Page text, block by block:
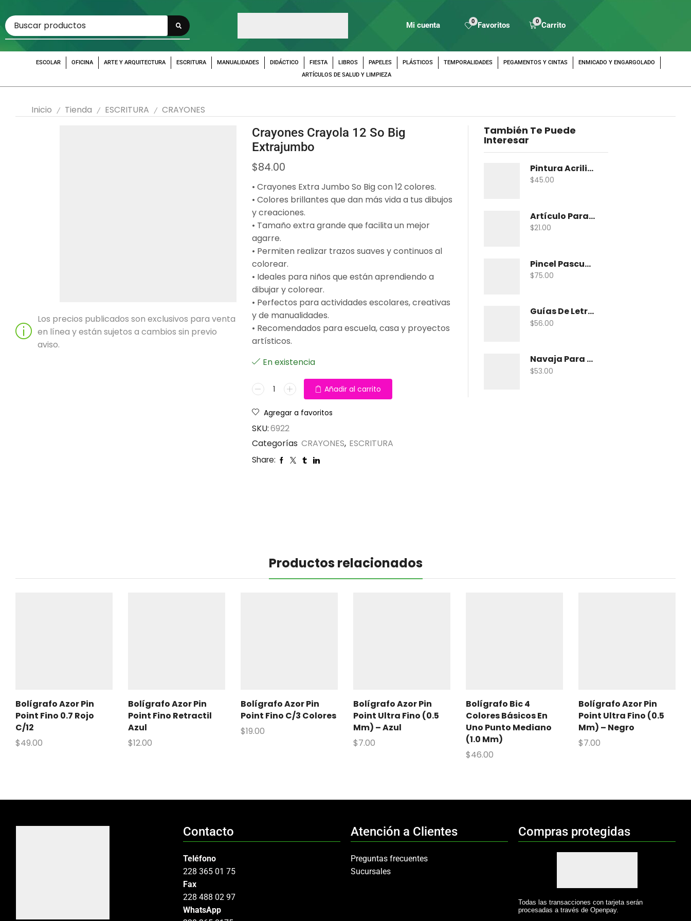
Mi cuenta 0 Favoritos 0 Carrito
ESCOLAR OFICINA ARTE Y ARQUITECTURA ESCRITURA MANUALIDADES DIDÁCTICO FIESTA LIBROS PAPELES PLÁSTICOS TEMPORALIDADES PEGAMENTOS Y CINTAS
ENMICADO Y ENGARGOLADO
ARTÍCULOS DE SALUD Y LIMPIEZA
Inicio / Tienda / ESCRITURA / CRAYONES
Los precios publicados son exclusivos para venta
en línea y están sujetos a cambios sin previo
aviso.
Crayones Crayola 12 So Big
Extrajumbo
$84.00
• Crayones Extra Jumbo So Big con 12 colores.
• Colores brillantes que dan más vida a tus dibujos
y creaciones.
• Tamaño extra grande que facilita un mejor
agarre.
• Permiten realizar trazos suaves y continuos al
colorear.
• Ideales para niños que están aprendiendo a
dibujar y colorear.
• Perfectos para actividades escolares, creativas
y de manualidades.
• Recomendados para escuela, casa y proyectos
artísticos.
En existencia
Añadir al carrito
Agregar a favoritos
SKU:6922
Categorías CRAYONES, ESCRITURA
Share:
También Te Puede
Interesar
Pintura Acrilica Vanguardia Metalica 100 Ml
$45.00
Artículo Para Maqueta Gama Zoologico Chico
$21.00
Pincel Pascua Pin-Khab05 Con 15
$75.00
Guías De Letras Maped 38005 No. 5
$56.00
Navaja Para Exacto Olfa Asbb-10 C/10 Nav
$53.00
Productos relacionados
Bolígrafo Azor Pin
Point Fino 0.7 Rojo
C/12
$49.00
Bolígrafo Azor Pin
Point Fino Retractil
Azul
$12.00
Bolígrafo Azor Pin
Point Fino C/3 Colores
$19.00
Bolígrafo Azor Pin
Point Ultra Fino (0.5
Mm) – Azul
$7.00
Bolígrafo Bic 4
Colores Básicos En
Uno Punto Mediano
(1.0 Mm)
$46.00
Bolígrafo Azor Pin
Point Ultra Fino (0.5
Mm) – Negro
$7.00
Contacto
Teléfono
228 365 01 75
Fax
228 488 02 97
WhatsApp
Atención a Clientes
Preguntas frecuentes
Sucursales
Compras protegidas
Todas las transacciones con tarjeta serán
procesadas a través de Openpay.